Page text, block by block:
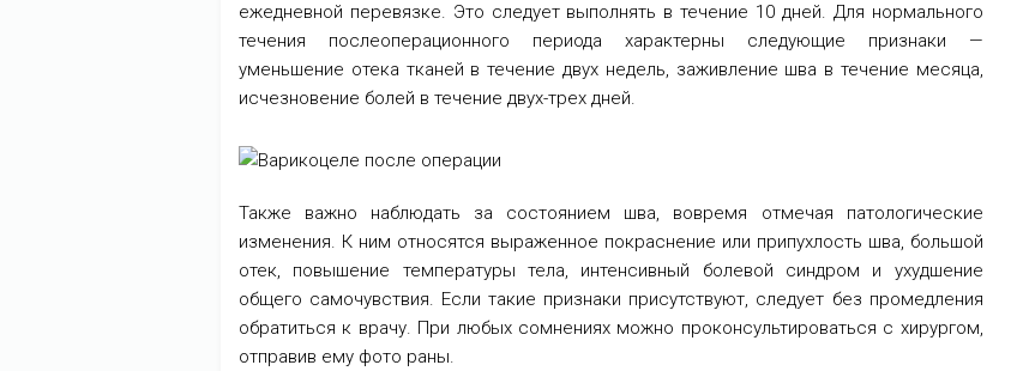
ежедневной перевязке. Это следует выполнять в течение 10 дней. Для нормального
течения послеоперационного периода характерны следующие признаки —
уменьшение отека тканей в течение двух недель, заживление шва в течение месяца,
исчезновение болей в течение двух-трех дней.
Также важно наблюдать за состоянием шва, вовремя отмечая патологические
изменения. К ним относятся выраженное покраснение или припухлость шва, большой
отек, повышение температуры тела, интенсивный болевой синдром и ухудшение
общего самочувствия. Если такие признаки присутствуют, следует без промедления
обратиться к врачу. При любых сомнениях можно проконсультироваться с хирургом,
отправив ему фото раны.